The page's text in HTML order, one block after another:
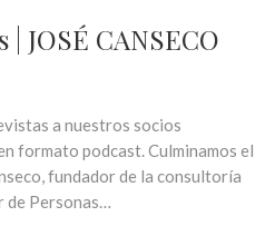
JOSÉ CANSECO
a nuestros socios
formato podcast. Culminamos el
fundador de la consultoría
de Personas…